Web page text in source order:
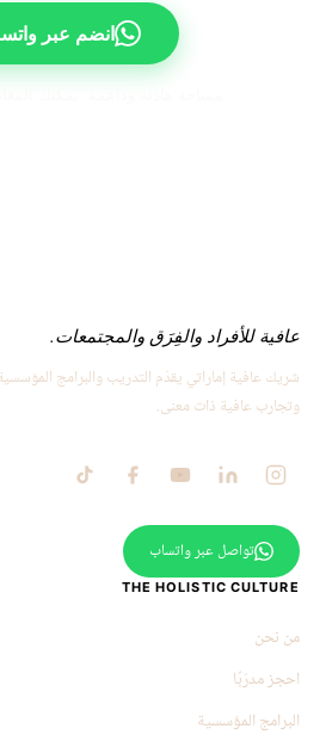
انضم عبر واتساب
عافية للأفراد والفِرَق والمجتمعات.
شريك عافية إماراتي يقدّم التدريب والبرامج المؤسسية
وتجارب عافية ذات معنى.
تواصل عبر واتساب
THE HOLISTIC CULTURE
من نحن
احجز مدرّبًا
البرامج المؤسسية